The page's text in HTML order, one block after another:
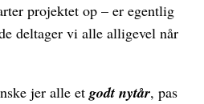
projektet op – er egentlig
deltager vi alle alligevel når
jer alle et godt nytår, pas